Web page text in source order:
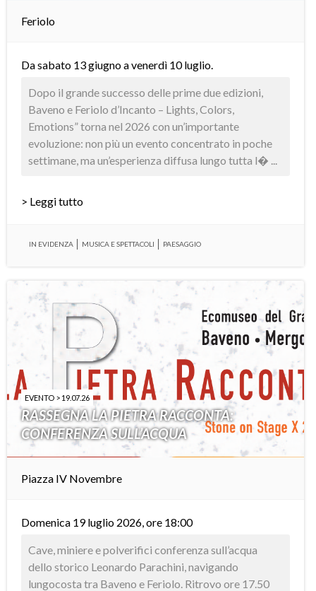
Feriolo
Da sabato 13 giugno a venerdì 10 luglio.
Dopo il grande successo delle prime due edizioni,
Baveno e Feriolo d’Incanto – Lights, Colors,
Emotions” torna nel 2026 con un’importante
evoluzione: non più un evento concentrato in poche
settimane, ma un’esperienza diffusa lungo tutta l� ...
> Leggi tutto
IN EVIDENZA MUSICA E SPETTACOLI PAESAGGIO
EVENTO > 19.07.26
RASSEGNA LA PIETRA RACCONTA:
CONFERENZA SULL’ACQUA
Piazza IV Novembre
Domenica 19 luglio 2026, ore 18:00
Cave, miniere e polverifici conferenza sull’acqua
dello storico Leonardo Parachini, navigando
lungocosta tra Baveno e Feriolo. Ritrovo ore 17.50